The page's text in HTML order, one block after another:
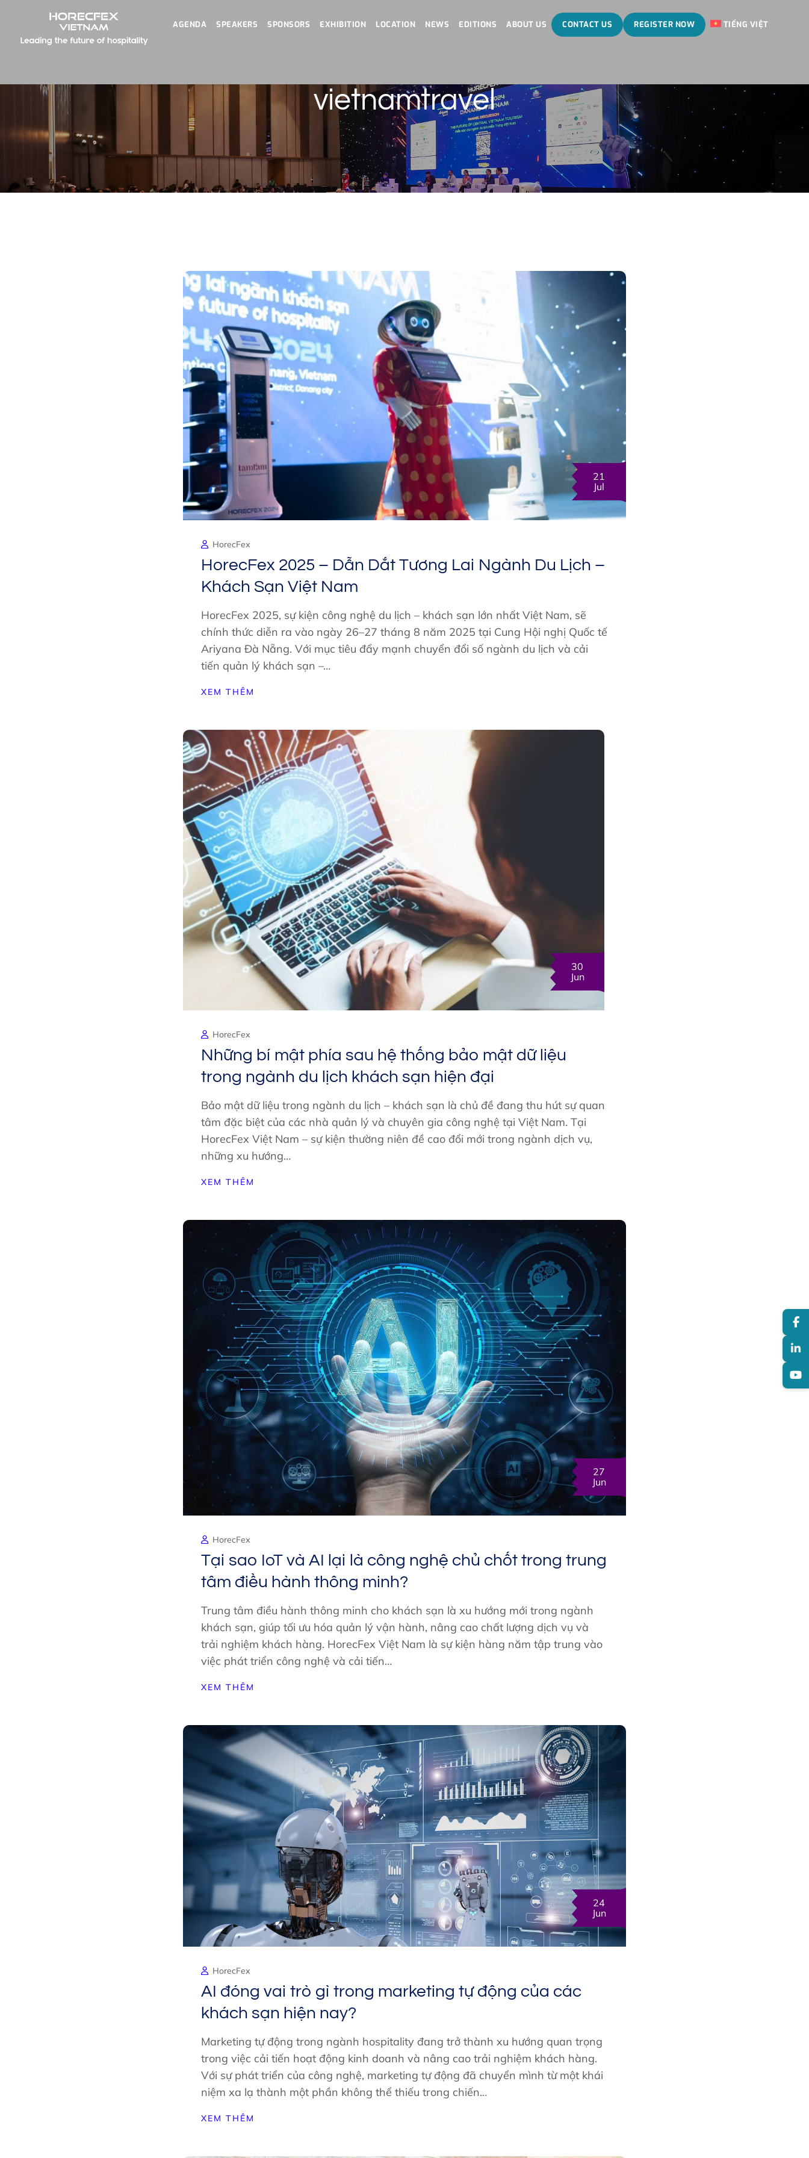
AGENDA SPEAKERS SPONSORS EXHIBITION LOCATION NEWS EDITIONS ABOUT US CONTACT US REGISTER NOW TIẾNG VIỆT
vietnamtravel
21
Jul
HorecFex
HorecFex 2025 – Dẫn Dắt Tương Lai Ngành Du Lịch –
Khách Sạn Việt Nam
HorecFex 2025, sự kiện công nghệ du lịch – khách sạn lớn nhất Việt Nam, sẽ
chính thức diễn ra vào ngày 26–27 tháng 8 năm 2025 tại Cung Hội nghị Quốc tế
Ariyana Đà Nẵng. Với mục tiêu đẩy mạnh chuyển đổi số ngành du lịch và cải
tiến quản lý khách sạn –…
XEM THÊM
30
Jun
HorecFex
Những bí mật phía sau hệ thống bảo mật dữ liệu
trong ngành du lịch khách sạn hiện đại
Bảo mật dữ liệu trong ngành du lịch – khách sạn là chủ đề đang thu hút sự quan
tâm đặc biệt của các nhà quản lý và chuyên gia công nghệ tại Việt Nam. Tại
HorecFex Việt Nam – sự kiện thường niên đề cao đổi mới trong ngành dịch vụ,
những xu hướng…
XEM THÊM
27
Jun
HorecFex
Tại sao IoT và AI lại là công nghệ chủ chốt trong trung
tâm điều hành thông minh?
Trung tâm điều hành thông minh cho khách sạn là xu hướng mới trong ngành
khách sạn, giúp tối ưu hóa quản lý vận hành, nâng cao chất lượng dịch vụ và
trải nghiệm khách hàng. HorecFex Việt Nam là sự kiện hàng năm tập trung vào
việc phát triển công nghệ và cải tiến…
XEM THÊM
24
Jun
HorecFex
AI đóng vai trò gì trong marketing tự động của các
khách sạn hiện nay?
Marketing tự động trong ngành hospitality đang trở thành xu hướng quan trọng
trong việc cải tiến hoạt động kinh doanh và nâng cao trải nghiệm khách hàng.
Với sự phát triển của công nghệ, marketing tự động đã chuyển mình từ một khái
niệm xa lạ thành một phần không thể thiếu trong chiến…
XEM THÊM